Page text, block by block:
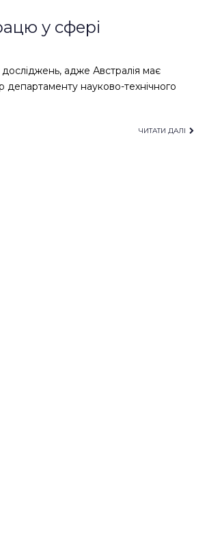
у сфері
досліджень, адже Австралія має
науково-технічного
ЧИТАТИ ДАЛІ